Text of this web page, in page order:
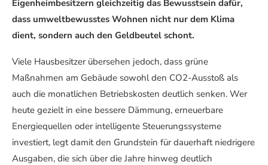
Eigenheimbesitzern gleichzeitig das Bewusstsein dafür,
dass umweltbewusstes Wohnen nicht nur dem Klima
dient, sondern auch den Geldbeutel schont.
Viele Hausbesitzer übersehen jedoch, dass grüne
Maßnahmen am Gebäude sowohl den CO2-Ausstoß als
auch die monatlichen Betriebskosten deutlich senken. Wer
heute gezielt in eine bessere Dämmung, erneuerbare
Energiequellen oder intelligente Steuerungssysteme
investiert, legt damit den Grundstein für dauerhaft niedrigere
Ausgaben, die sich über die Jahre hinweg deutlich